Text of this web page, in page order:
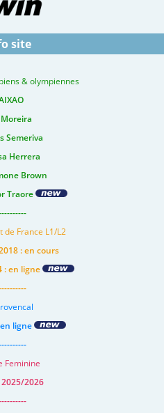
site
& olympiennes
Semeriva
Herrera
Brown
Traore
de France L1/L2
: en cours
: en ligne
ligne
Feminine
2026